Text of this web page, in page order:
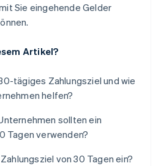
Sie eingehende Gelder
Artikel?
tägiges Zahlungsziel und wie
helfen?
sollten ein
Tagen verwenden?
von 30 Tagen ein?